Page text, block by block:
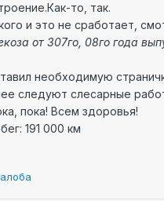
то, так.
и это не сработает,
от 307го, 08го года
необходимую
следуют слесарные
пока! Всем здоровья!
191 000 км